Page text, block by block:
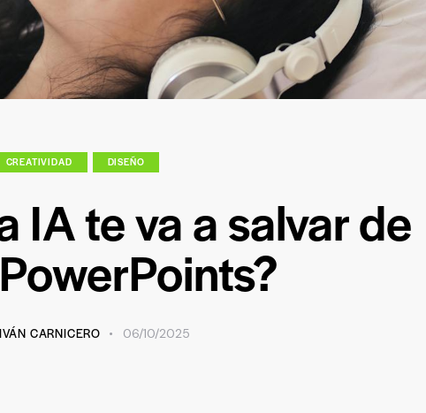
CREATIVIDAD DISEÑO
IA te va a salvar de
IVÁN CARNICERO 06/10/2025